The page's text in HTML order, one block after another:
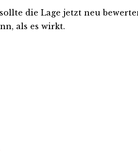
die Lage jetzt neu
als es wirkt.